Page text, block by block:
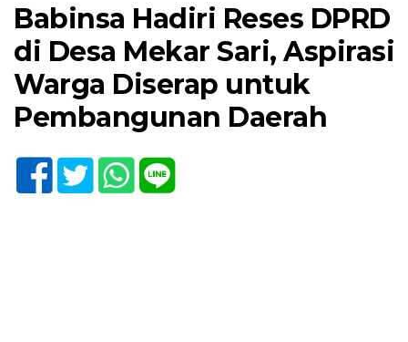
Babinsa Hadiri Reses DPRD
di Desa Mekar Sari, Aspirasi
Warga Diserap untuk
Pembangunan Daerah